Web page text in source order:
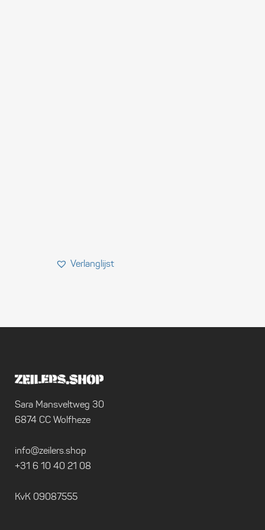
Sara Mansveltweg 30
6874 CC Wolfheze
info@zeilers.shop
+31 6 10 40 21 08
KvK 09087555